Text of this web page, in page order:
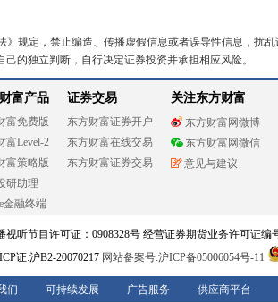
》规定，禁止编造、传播虚假信息或者误导性信息，扰
的独立判断，自行决定证券投资并承担相应风险。